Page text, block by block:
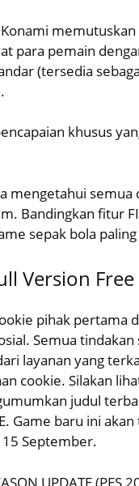
para pemain
(tersedia
khusus
mengetahui
Bandingkan fitur
sepak bola
Version
pihak pertama
Semua
layanan yang
cookie. Silakan
judul
Game baru ini
September.
UPDATE